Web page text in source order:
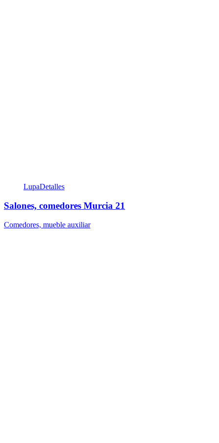
LupaDetalles
Salones, comedores Murcia 21
Comedores, mueble auxiliar